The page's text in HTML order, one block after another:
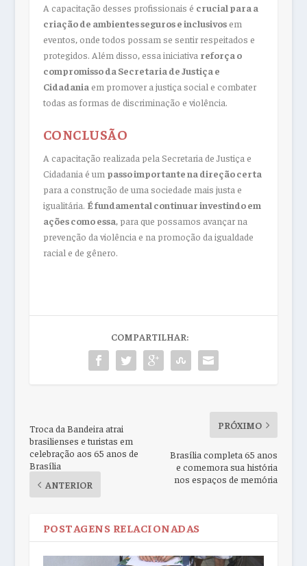
A capacitação desses profissionais é crucial para a
criação de ambientes seguros e inclusivosem
eventos, onde todos possam se sentir respeitados e
protegidos. Além disso, essa iniciativa reforça o
compromisso da Secretaria de Justiça e
Cidadania em promover a justiça social e combater
todas as formas de discriminação e violência.
CONCLUSÃO
A capacitação realizada pela Secretaria de Justiça e
Cidadania é um passo importante na direção certa
para a construção de uma sociedade mais justa e
igualitária. É fundamental continuar investindo em
ações como essa, para que possamos avançar na
prevenção da violência e na promoção da igualdade
racial e de gênero.
COMPARTILHAR:
Troca da Bandeira atrai
brasilienses e turistas em
celebração aos 65 anos de
Brasília
ANTERIOR
PRÓXIMO
Brasília completa 65 anos
e comemora sua história
nos espaços de memória
POSTAGENS RELACIONADAS